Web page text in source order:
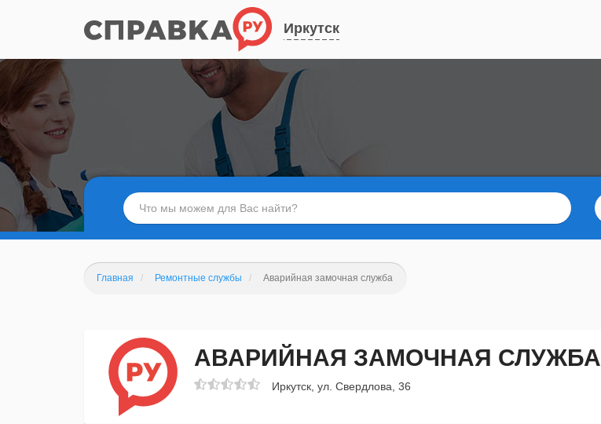
Иркутск
Главная Ремонтные службы Аварийная замочная служба
АВАРИЙНАЯ ЗАМОЧНАЯ СЛУЖБА
Иркутск, ул. Свердлова, 36